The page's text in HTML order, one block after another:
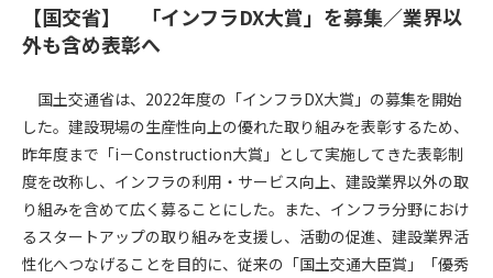
見たもん勝ち
会員登録について
サポーター会員一覧
会社概要 お問い合わせ
個人情報保護方針
会員規約
【国交省】 「インフラDX大賞」を募集／業界以
外も含め表彰へ
国土交通省は、2022年度の「インフラDX大賞」の募集を開始
した。建設現場の生産性向上の優れた取り組みを表彰するため、
昨年度まで「i－Construction大賞」として実施してきた表彰制
度を改称し、インフラの利用・サービス向上、建設業界以外の取
り組みを含めて広く募ることにした。また、インフラ分野におけ
るスタートアップの取り組みを支援し、活動の促進、建設業界活
性化へつなげることを目的に、従来の「国土交通大臣賞」「優秀
第1条（規約の目的）
会員サービスの利用条件等について定めるものです。
2. 管理者が建設資料館WEB上で随時掲載するルールは本規約の
一部を構成するものとします。
第2条（規約の変更）
本規約は、会員の了承を得ることなく、随時変更されることが
あります。変更内容は、建設資料館WEB上に表示した時点で直
ちに全ての会員が了承したものとみなします。